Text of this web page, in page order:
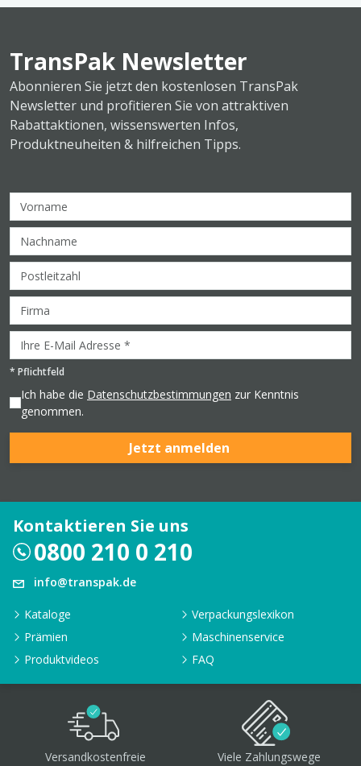
TransPak Newsletter
Abonnieren Sie jetzt den kostenlosen TransPak
Newsletter und profitieren Sie von attraktiven
Rabattaktionen, wissenswerten Infos,
Produktneuheiten & hilfreichen Tipps.
* Pflichtfeld
Ich habe die Datenschutzbestimmungen zur Kenntnis
genommen.
Jetzt anmelden
Kontaktieren Sie uns
0800 210 0 210
info@transpak.de
Kataloge
Verpackungslexikon
Prämien
Maschinenservice
Produktvideos
FAQ
Versandkostenfreie Viele Zahlungswege